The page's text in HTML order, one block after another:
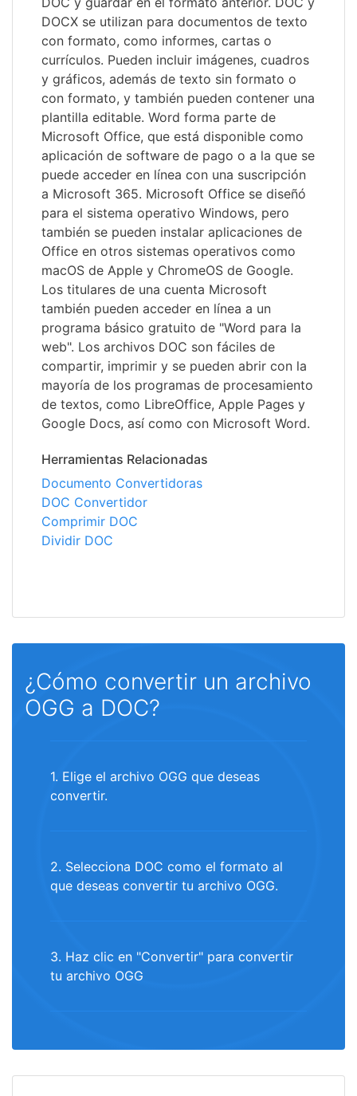
DOCX se utilizan para documentos de texto
con formato, como informes, cartas o
currículos. Pueden incluir imágenes, cuadros
y gráficos, además de texto sin formato o
con formato, y también pueden contener una
plantilla editable. Word forma parte de
Microsoft Office, que está disponible como
aplicación de software de pago o a la que se
puede acceder en línea con una suscripción
a Microsoft 365. Microsoft Office se diseñó
para el sistema operativo Windows, pero
también se pueden instalar aplicaciones de
Office en otros sistemas operativos como
macOS de Apple y ChromeOS de Google.
Los titulares de una cuenta Microsoft
también pueden acceder en línea a un
programa básico gratuito de "Word para la
web". Los archivos DOC son fáciles de
compartir, imprimir y se pueden abrir con la
mayoría de los programas de procesamiento
de textos, como LibreOffice, Apple Pages y
Google Docs, así como con Microsoft Word.
Herramientas Relacionadas
Documento Convertidoras
DOC Convertidor
Comprimir DOC
Dividir DOC
¿Cómo convertir un archivo
OGG a DOC?
1. Elige el archivo OGG que deseas
convertir.
2. Selecciona DOC como el formato al
que deseas convertir tu archivo OGG.
3. Haz clic en "Convertir" para convertir
tu archivo OGG